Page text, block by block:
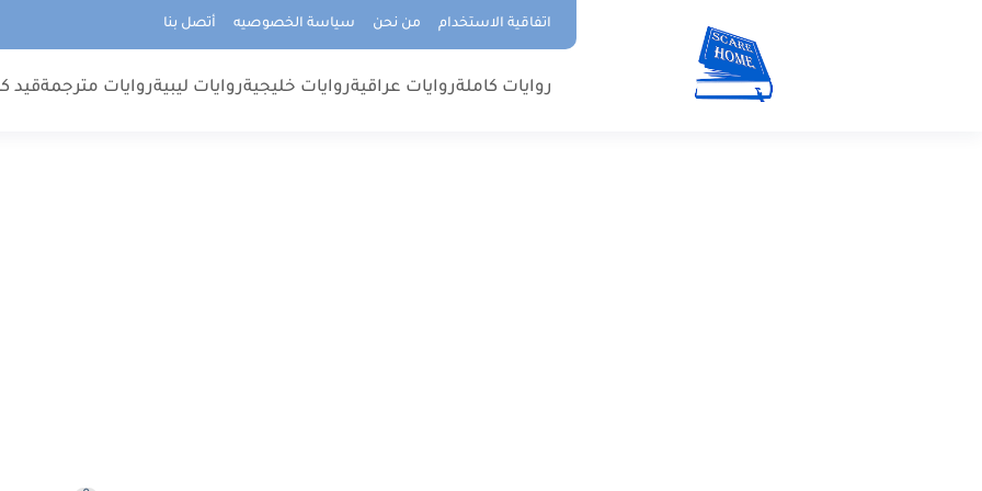
اتفاقية الاستخدام من نحن سياسة الخصوصيه أتصل بنا
روايات كاملةروايات عراقيةروايات خليجيةروايات ليبيةروايات مترجمةقيد